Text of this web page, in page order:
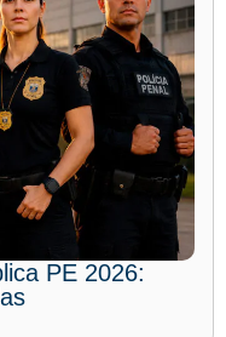
PE 2026: